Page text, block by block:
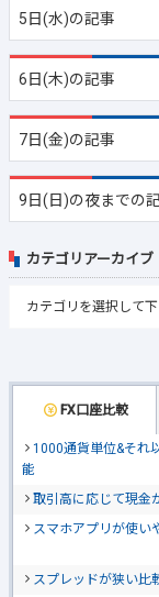
5日(水)の記事
6日(木)の記事
7日(金)の記事
9日(日)の夜までの
FX口座比較
1000通貨単位&それ
能
取引高に応じて現金
スマホアプリが使い
スプレッドが狭い比
カテゴリアーカイブ